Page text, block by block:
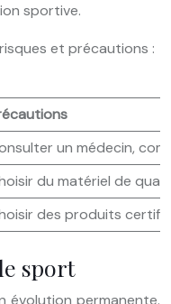
sportive.
et précautions :
un médecin,
du matériel de
des produits
sport